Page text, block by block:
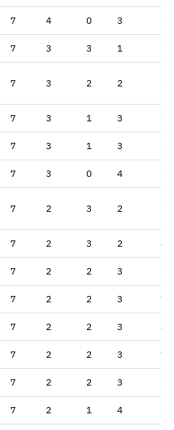
7 4 0 3
7 3 3 1
7 3 2 2
7 3 1 3 9
7 3 1 3
7 3 0 4
7 2 3 2
7 2 3 2 8
7 2 2 3
7 2 2 3 7
7 2 2 3 8
7 2 2 3 7
7 2 2 3
7 2 1 4